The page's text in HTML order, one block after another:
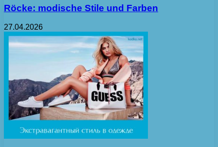
Röcke: modische Stile und Farben
27.04.2026